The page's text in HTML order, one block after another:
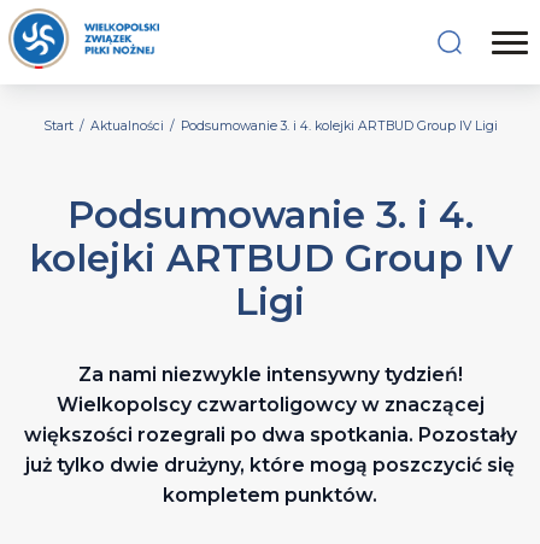
Start / Aktualności / Podsumowanie 3. i 4. kolejki ARTBUD Group IV Ligi
Podsumowanie 3. i 4.
kolejki ARTBUD Group IV
Ligi
Za nami niezwykle intensywny tydzień!
Wielkopolscy czwartoligowcy w znaczącej
większości rozegrali po dwa spotkania. Pozostały
już tylko dwie drużyny, które mogą poszczycić się
kompletem punktów.